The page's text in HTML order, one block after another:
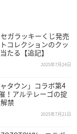
ガラッキーくじ発売
コレクションのクッ
たる【追記】
2025年7月24日
タウン」コラボ第4
！アルテレーゴの掟
禁
2025年7月21日